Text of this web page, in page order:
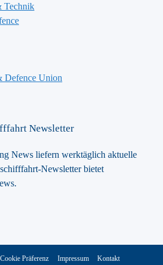
Technik
Defence Union
Newsletter
News liefern werktäglich aktuelle
Newsletter bietet
Cookie Präferenz Impressum Kontakt